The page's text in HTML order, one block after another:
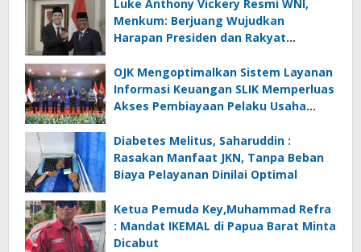
Luke Anthony Vickery Resmi WNI,
Menkum: Berjuang Wujudkan
Harapan Presiden dan Rakyat
OJK Mengoptimalkan Sistem Layanan
Informasi Keuangan SLIK Memperluas
Akses Pembiayaan Pelaku Usaha
Diabetes Melitus, Saharuddin :
Rasakan Manfaat JKN, Tanpa Beban
Biaya Pelayanan Dinilai Optimal
Ketua Pemuda Key,Muhammad Refra
: Mandat IKEMAL di Papua Barat Minta
Dicabut